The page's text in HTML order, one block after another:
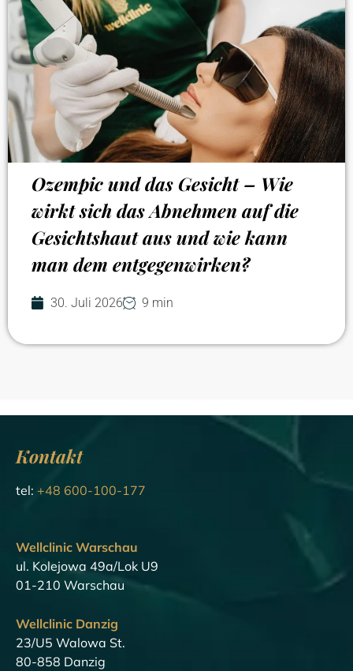
Ozempic und das Gesicht – Wie
wirkt sich das Abnehmen auf die
Gesichtshaut aus und wie kann
man dem entgegenwirken?
30. Juli 2026 9 min
Kontakt
tel: +48 600-100-177
Wellclinic Warschau
ul. Kolejowa 49a/Lok U9
01-210 Warschau
Wellclinic Danzig
23/U5 Walowa St.
80-858 Danzig